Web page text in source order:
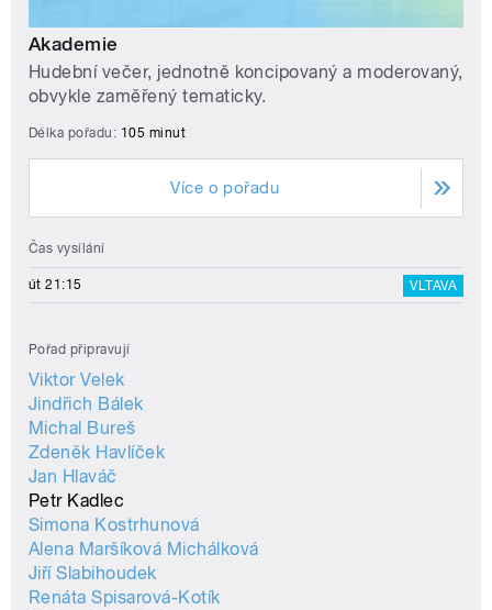
Akademie
Hudební večer, jednotně koncipovaný a moderovaný,
obvykle zaměřený tematicky.
Délka pořadu: 105 minut
Více o pořadu
Čas vysílání
út 21:15 VLTAVA
Pořad připravují
Viktor Velek
Jindřich Bálek
Michal Bureš
Zdeněk Havlíček
Jan Hlaváč
Petr Kadlec
Simona Kostrhunová
Alena Maršíková Michálková
Jiří Slabihoudek
Renáta Spisarová-Kotík